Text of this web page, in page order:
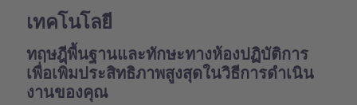
เทคโนโลยี
ทฤษฎีพื้นฐานและทักษะทางห้องปฏิบัติการ
เพื่อเพิ่มประสิทธิภาพสูงสุดในวิธีการดำเนิน
งานของคุณ